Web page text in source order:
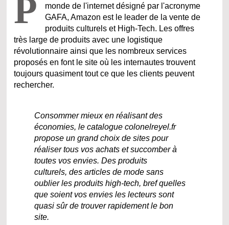
P
monde de l'internet désigné par l'acronyme
GAFA, Amazon est le leader de la vente de
produits culturels et High-Tech. Les offres
très large de produits avec une logistique
révolutionnaire ainsi que les nombreux services
proposés en font le site où les internautes trouvent
toujours quasiment tout ce que les clients peuvent
rechercher.
Consommer mieux en réalisant des
économies, le catalogue colonelreyel.fr
propose un grand choix de sites pour
réaliser tous vos achats et succomber à
toutes vos envies. Des produits
culturels, des articles de mode sans
oublier les produits high-tech, bref quelles
que soient vos envies les lecteurs sont
quasi sûr de trouver rapidement le bon
site.